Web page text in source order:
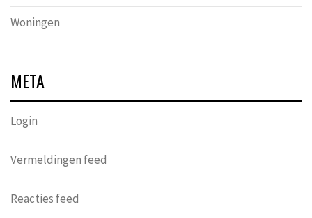
Woningen
META
Login
Vermeldingen feed
Reacties feed